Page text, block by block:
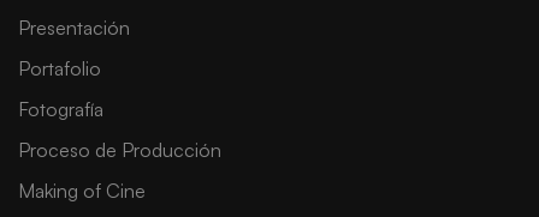
Presentación
Portafolio
Fotografía
Proceso de Producción
Making of Cine